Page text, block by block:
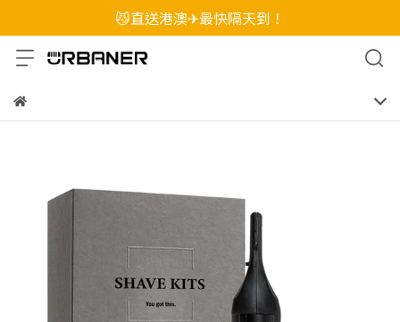
😼直送港澳✈最快隔天到！